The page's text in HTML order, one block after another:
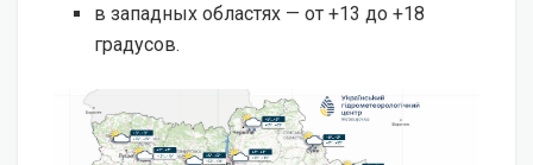
в западных областях — от +13 до +18
градусов.